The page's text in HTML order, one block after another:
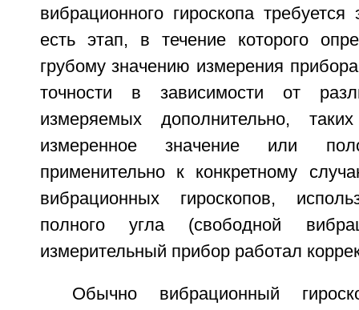
вибрационного гироскопа
есть этап, в течение которого
грубому значению измерения
точности в зависимости от
измеряемых дополнительно,
измеренное значение или
применительно к конкретному
вибрационных гироскопов,
полного угла (свободной
измерительный прибор работал
Обычно вибрационный